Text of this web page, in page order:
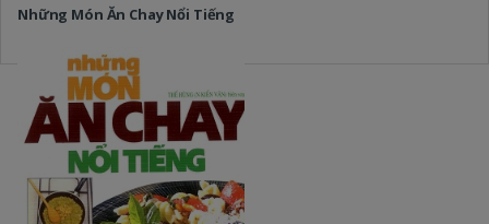
Những Món Ăn Chay Nổi Tiếng